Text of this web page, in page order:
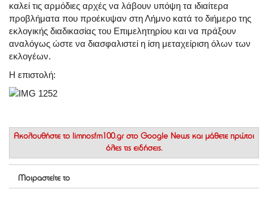
καλεί τις αρμόδιες αρχές να λάβουν υπόψη τα ιδιαίτερα
προβλήματα που προέκυψαν στη Λήμνο κατά το διήμερο της
εκλογικής διαδικασίας του Επιμελητηρίου και να πράξουν
αναλόγως ώστε να διασφαλιστεί η ίση μεταχείριση όλων των
εκλογέων.
Η επιστολή:
Ακολουθήστε το limnosfm100.gr στο Google News και μάθετε πρώτοι
όλες τις ειδήσεις.
Μοιραστείτε το